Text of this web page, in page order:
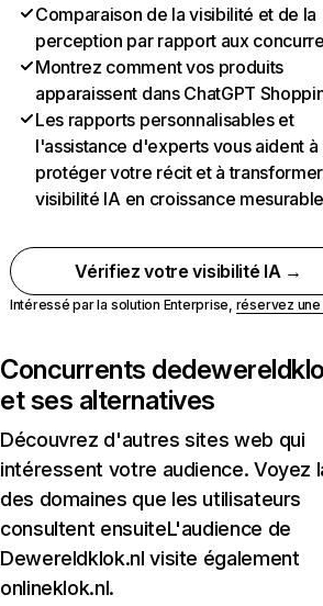
Comparaison de la visibilité et de la
perception par rapport aux
Montrez comment vos produits
apparaissent dans ChatGPT
Les rapports personnalisables et
l'assistance d'experts vous aident à
protéger votre récit et à
visibilité IA en croissance
Vérifiez votre visibilité IA →
Intéressé par la solution Enterprise, réservez
Concurrents de
et ses alternatives
Découvrez d'autres sites web qui
intéressent votre audience. Voyez
des domaines que les utilisateurs
consultent ensuiteL'audience de
Dewereldklok.nl visite également
onlineklok.nl.